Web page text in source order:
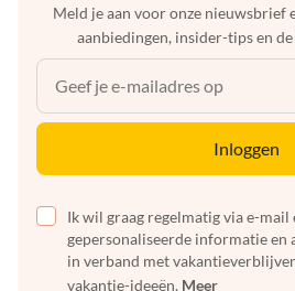
Meld je aan voor onze nieuwsbrief
aanbiedingen, insider-tips en
Inloggen
Ik wil graag regelmatig via e-mail
gepersonaliseerde informatie en
in verband met
vakantie-ideeën. Meer